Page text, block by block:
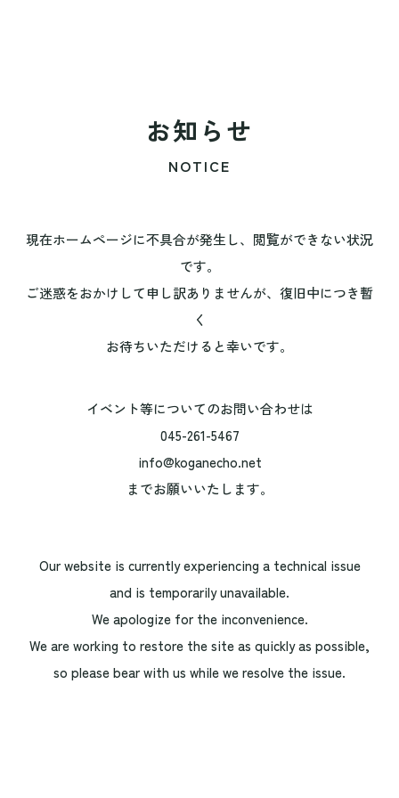
お知らせ
NOTICE
現在ホームページに不具合が発生し、閲覧ができない状況
です。
ご迷惑をおかけして申し訳ありませんが、復旧中につき暫
く
お待ちいただけると幸いです。
イベント等についてのお問い合わせは
045-261-5467
info@koganecho.net
までお願いいたします。
Our website is currently experiencing a technical issue
and is temporarily unavailable.
We apologize for the inconvenience.
We are working to restore the site as quickly as possible,
so please bear with us while we resolve the issue.